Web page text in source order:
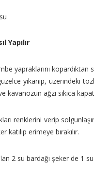
Yapılır
yapraklarını
yıkanıp, üzerindeki
kavanozun ağzı sıkıca
renklerini verip
katılıp erimeye bırakılır.
2 su bardağı şeker de 1